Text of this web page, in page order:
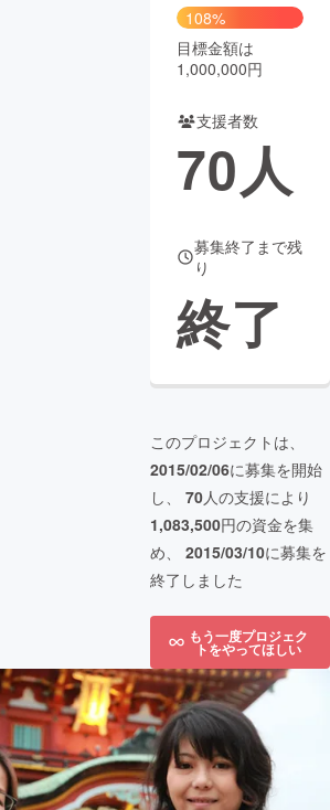
CAMPFIRE Creation
コミュニティ
108%
目標金額は
1,000,000円
支援者数
70人
募集終了まで残
り
終了
このプロジェクトは、
2015/02/06に募集を開始
し、 70人の支援により
1,083,500円の資金を集
め、 2015/03/10に募集を
終了しました
もう一度プロジェク
トをやってほしい